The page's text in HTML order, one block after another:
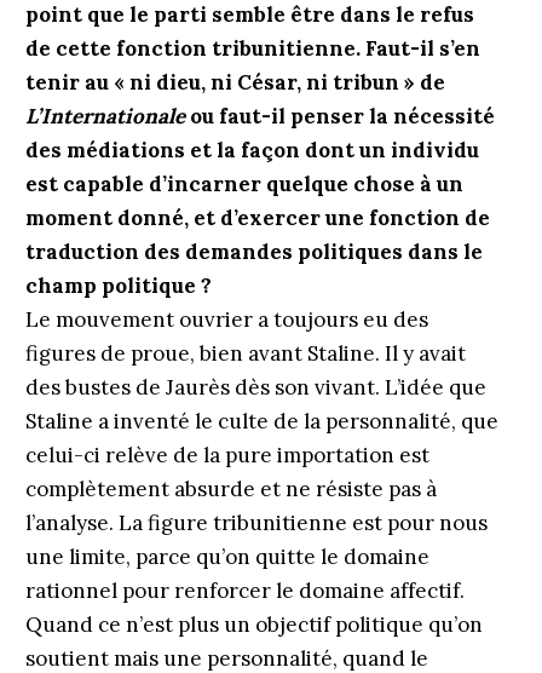
point que le parti semble être dans le refus
de cette fonction tribunitienne. Faut-il s’en
tenir au « ni dieu, ni César, ni tribun » de
L’Internationaleou faut-il penser la nécessité
des médiations et la façon dont un individu
est capable d’incarner quelque chose à un
moment donné, et d’exercer une fonction de
traduction des demandes politiques dans le
champ politique ?
Le mouvement ouvrier a toujours eu des
figures de proue, bien avant Staline. Il y avait
des bustes de Jaurès dès son vivant. L’idée que
Staline a inventé le culte de la personnalité, que
celui-ci relève de la pure importation est
complètement absurde et ne résiste pas à
l’analyse. La figure tribunitienne est pour nous
une limite, parce qu’on quitte le domaine
rationnel pour renforcer le domaine affectif.
Quand ce n’est plus un objectif politique qu’on
soutient mais une personnalité, quand le